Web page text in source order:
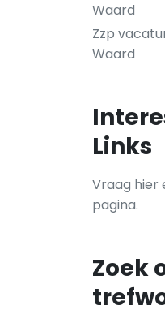
Waard
Zzp
Waard
Links
Vraag hier
pagina.
Zoek